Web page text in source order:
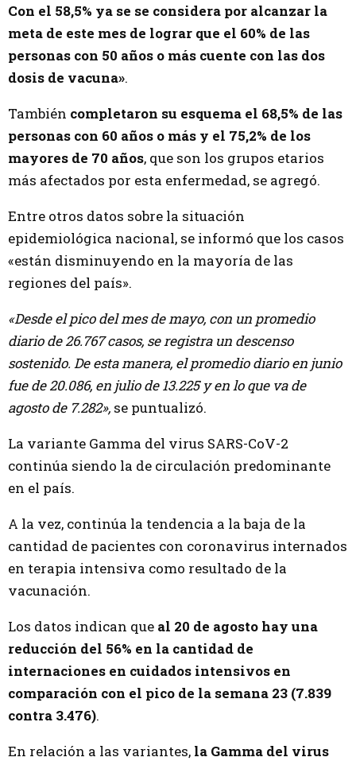
Con el 58,5% ya se se considera por alcanzar la
meta de este mes de lograr que el 60% de las
personas con 50 años o más cuente con las dos
dosis de vacuna».
También completaron su esquema el 68,5% de las
personas con 60 años o más y el 75,2% de los
mayores de 70 años, que son los grupos etarios
más afectados por esta enfermedad, se agregó.
Entre otros datos sobre la situación
epidemiológica nacional, se informó que los casos
«están disminuyendo en la mayoría de las
regiones del país».
«Desde el pico del mes de mayo, con un promedio
diario de 26.767 casos, se registra un descenso
sostenido. De esta manera, el promedio diario en junio
fue de 20.086, en julio de 13.225 y en lo que va de
agosto de 7.282», se puntualizó.
La variante Gamma del virus SARS-CoV-2
continúa siendo la de circulación predominante
en el país.
A la vez, continúa la tendencia a la baja de la
cantidad de pacientes con coronavirus internados
en terapia intensiva como resultado de la
vacunación.
Los datos indican que al 20 de agosto hay una
reducción del 56% en la cantidad de
internaciones en cuidados intensivos en
comparación con el pico de la semana 23 (7.839
contra 3.476).
En relación a las variantes, la Gamma del virus